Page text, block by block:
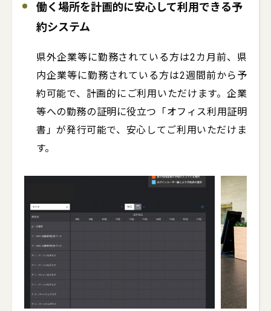
働く場所を計画的に安心して利用できる予
約システム
県外企業等に勤務されている方は2カ月前、県
内企業等に勤務されている方は2週間前から予
約可能で、計画的にご利用いただけます。企業
等への勤務の証明に役立つ「オフィス利用証明
書」が発行可能で、安心してご利用いただけま